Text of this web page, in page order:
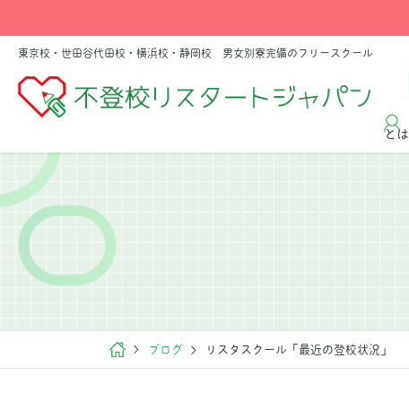
東京校・世田谷代田校・横浜校・静岡校 男女別寮完備のフリースクール
とは
ブログ リスタスクール「最近の登校状況」